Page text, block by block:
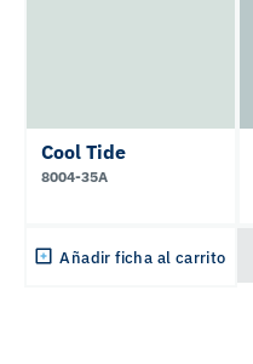
Cool Tide
8004-35A
Añadir ficha al carrito